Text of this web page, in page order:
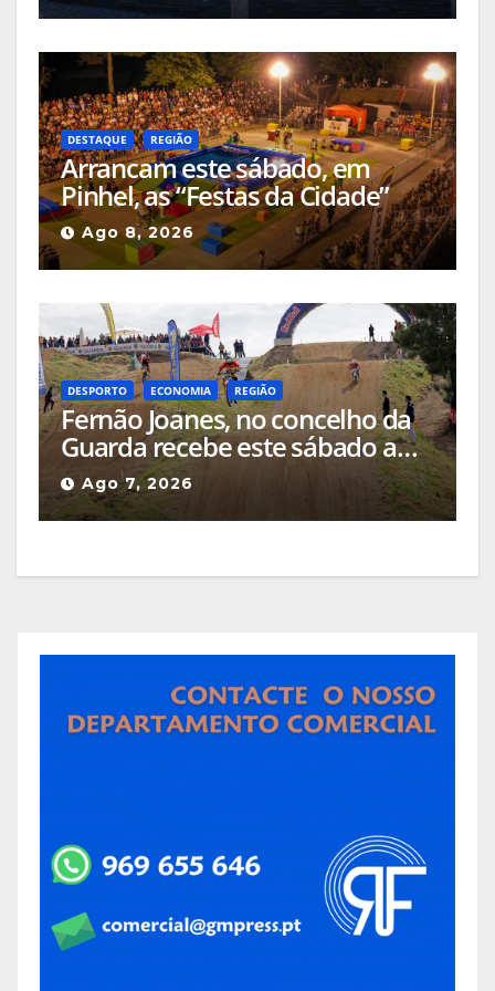
DESTAQUE REGIÃO
Arrancam este sábado, em
Pinhel, as “Festas da Cidade”
Ago 8, 2026
DESPORTO ECONOMIA REGIÃO
Fernão Joanes, no concelho da
Guarda recebe este sábado a
Etapa do Campeonato Nacional
de Supercross
Ago 7, 2026